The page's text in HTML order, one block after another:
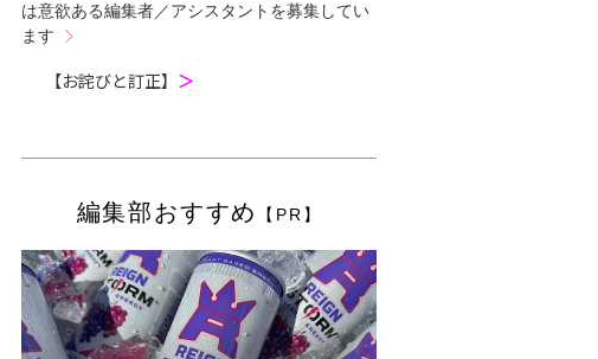
は意欲ある編集者／アシスタントを募集してい
ます
【お詫びと訂正】 ＞
編集部おすすめ 【PR】